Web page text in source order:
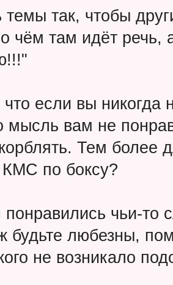
так, чтобы
чём там идёт речь,
если вы никогда
мысль вам не
Тем более
по боксу?
чьи-то
будьте любезны,
не возникало